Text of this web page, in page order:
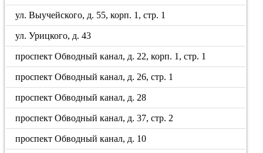
ул. Выучейского, д. 55, корп. 1, стр. 1
ул. Урицкого, д. 43
проспект Обводный канал, д. 22, корп. 1, стр. 1
проспект Обводный канал, д. 26, стр. 1
проспект Обводный канал, д. 28
проспект Обводный канал, д. 37, стр. 2
проспект Обводный канал, д. 10